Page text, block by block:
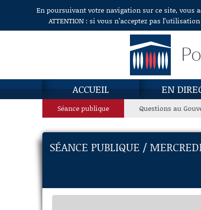
Aller au contenuEn poursuivant votre navigation sur ce site, vous
ATTENTION : si vous n’acceptez pas
ACCUEIL EN
Séance publique Questions au
SÉANCE PUBLIQUE /